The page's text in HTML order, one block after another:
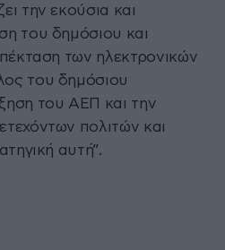
την εκούσια και
του δημόσιου και
των ηλεκτρονικών
του δημόσιου
του ΑΕΠ και την
πολιτών και
αυτή”.